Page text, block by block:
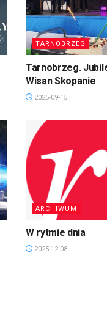
TARNOBRZEG
Tarnobrzeg.
Wisan Skopanie
2025-09-15
ARCHIWUM
W rytmie dnia
2025-12-08